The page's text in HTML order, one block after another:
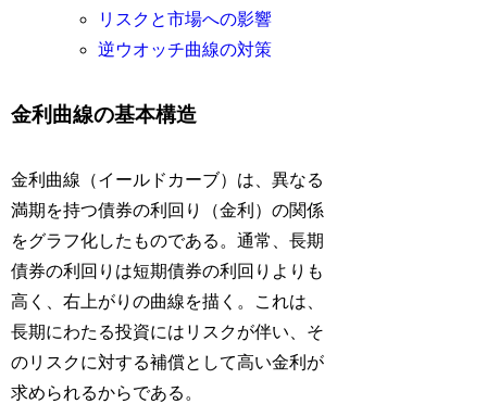
リスクと市場への影響
逆ウオッチ曲線の対策
金利曲線の基本構造
金利曲線（イールドカーブ）は、異なる
満期を持つ債券の利回り（金利）の関係
をグラフ化したものである。通常、長期
債券の利回りは短期債券の利回りよりも
高く、右上がりの曲線を描く。これは、
長期にわたる投資にはリスクが伴い、そ
のリスクに対する補償として高い金利が
求められるからである。